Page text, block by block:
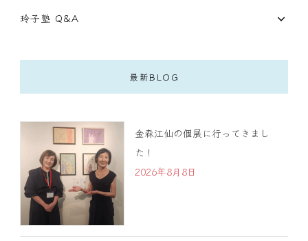
玲子塾 Q&A
最新BLOG
金森江仙の個展に行ってきまし
た！
2026年8月8日